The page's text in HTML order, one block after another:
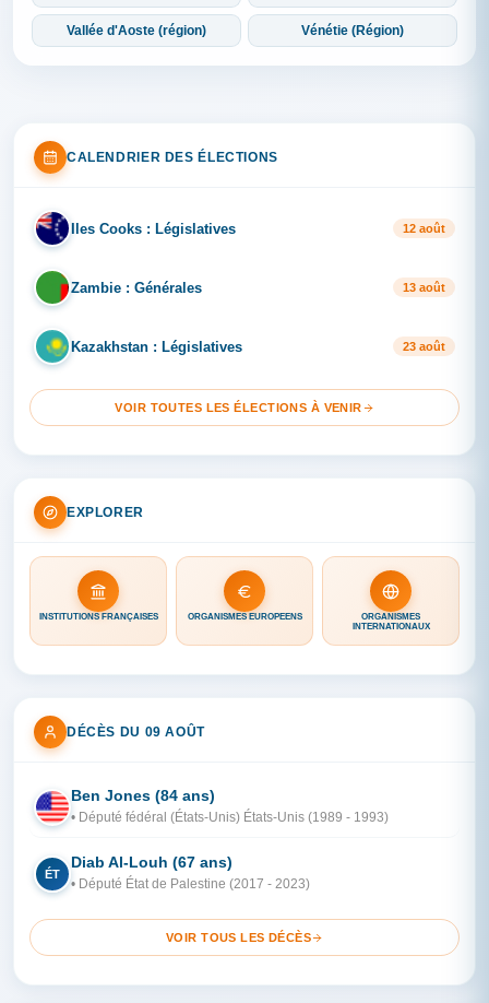
Vallée d'Aoste (région) Vénétie (Région)
CALENDRIER DES ÉLECTIONS
IL Iles Cooks : Législatives 12 août
ZA Zambie : Générales 13 août
KA Kazakhstan : Législatives 23 août
VOIR TOUTES LES ÉLECTIONS À VENIR
EXPLORER
INSTITUTIONS FRANÇAISES ORGANISMES EUROPÉENS
ORGANISMES
INTERNATIONAUX
DÉCÈS DU 09 AOÛT
ÉT
Ben Jones (84 ans)
• Député fédéral (États-Unis) États-Unis (1989 - 1993)
ÉT
Diab Al-Louh (67 ans)
• Député État de Palestine (2017 - 2023)
VOIR TOUS LES DÉCÈS